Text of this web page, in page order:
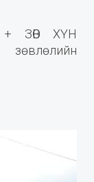
+ ЗӨВ ХҮН
зөвлөлийн